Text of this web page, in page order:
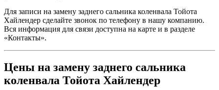
Для записи на замену заднего сальника коленвала Тойота
Хайлендер сделайте звонок по телефону в нашу компанию.
Вся информация для связи доступна на карте и в разделе
«Контакты».
Цены на замену заднего сальника
коленвала Тойота Хайлендер